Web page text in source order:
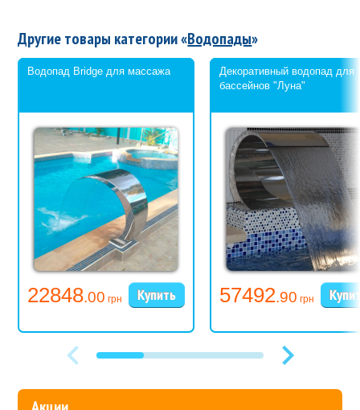
Другие товары категории «Водопады»
Водопад Bridge для массажа
22848.00 грн
Декоративный водопад для
бассейнов "Луна"
57492.90 грн